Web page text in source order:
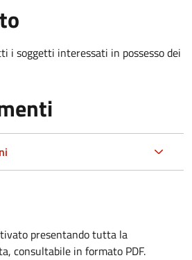
i soggetti interessati in possesso dei
presentando tutta la
consultabile in formato PDF.